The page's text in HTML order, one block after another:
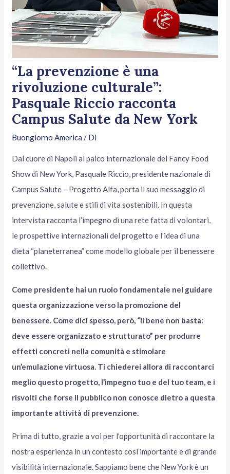
“La prevenzione è una
rivoluzione culturale”:
Pasquale Riccio racconta
Campus Salute da New York
Buongiorno America / Di
Dal cuore di Napoli al palco internazionale del Fancy Food
Show di New York, Pasquale Riccio, presidente nazionale di
Campus Salute – Progetto Alfa, porta il suo messaggio di
prevenzione, salute e stili di vita sostenibili. In questa
intervista racconta l’impegno di una rete fatta di volontari,
le prospettive internazionali del progetto e l’idea di una
dieta “planeterranea” come modello globale per il benessere
collettivo.
Come presidente hai un ruolo fondamentale nel guidare
questa organizzazione verso la promozione del
benessere. Come dici spesso, però, “il bene non basta:
deve essere organizzato e strutturato” per produrre
effetti concreti nella comunità e stimolare
un’emulazione virtuosa. Ti chiederei allora di raccontarci
meglio questo progetto, l’impegno tuo e del tuo team, e i
risvolti che forse il pubblico non conosce dietro a questa
importante attività di prevenzione.
Prima di tutto, grazie a voi per l’opportunità di raccontare la
nostra esperienza in un contesto così importante e di grande
visibilità internazionale. Sappiamo bene che New York è un